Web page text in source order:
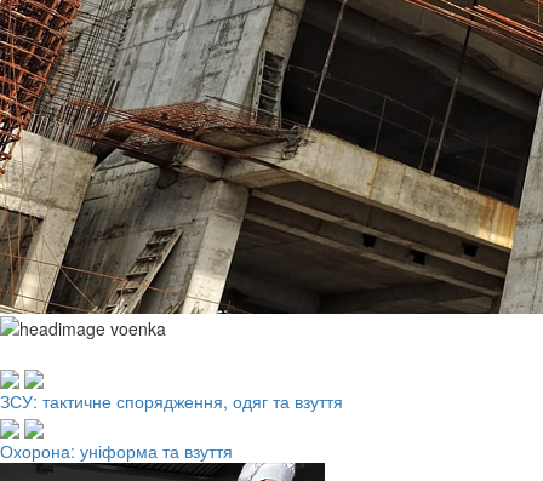
ЗСУ: тактичне спорядження, одяг та взуття
Охорона: уніформа та взуття